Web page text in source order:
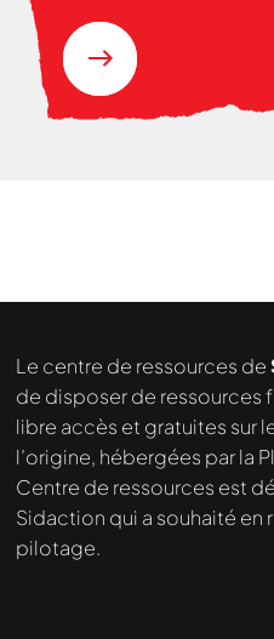
Le centre de ressources de
de disposer de ressources
libre accès et gratuites sur
l’origine, hébergées par la
Centre de ressources est
Sidaction qui a souhaité en
pilotage.